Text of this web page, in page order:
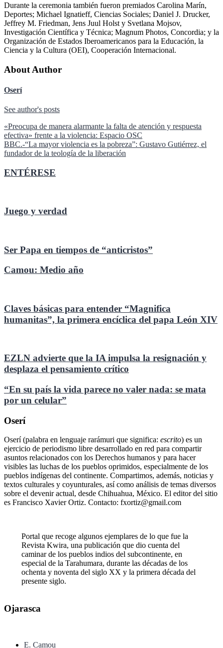
Durante la ceremonia también fueron premiados Carolina Marín,
Deportes; Michael Ignatieff, Ciencias Sociales; Daniel J. Drucker,
Jeffrey M. Friedman, Jens Juul Holst y Svetlana Mojsov,
Investigación Científica y Técnica; Magnum Photos, Concordia; y la
Organización de Estados Iberoamericanos para la Educación, la
Ciencia y la Cultura (OEI), Cooperación Internacional.
About Author
Oserí
See author's posts
Navegación
de
entradas
«Preocupa de manera alarmante la falta de atención y respuesta
efectiva» frente a la violencia: Espacio OSC
BBC.-“La mayor violencia es la pobreza”: Gustavo Gutiérrez, el
fundador de la teología de la liberación
ENTÉRESE
Juego y verdad
Ser Papa en tiempos de “anticristos”
Camou: Medio año
Claves básicas para entender “Magnifica
humanitas”, la primera encíclica del papa León XIV
EZLN advierte que la IA impulsa la resignación y
desplaza el pensamiento crítico
“En su país la vida parece no valer nada: se mata
por un celular”
Oserí
Oserí (palabra en lenguaje rarámuri que significa: escrito) es un
ejercicio de periodismo libre desarrollado en red para compartir
asuntos relacionados con los Derechos humanos y para hacer
visibles las luchas de los pueblos oprimidos, especialmente de los
pueblos indígenas del continente. Compartimos, además, noticias y
textos culturales y coyunturales, así como análisis de temas diversos
sobre el devenir actual, desde Chihuahua, México. El editor del sitio
es Francisco Xavier Ortiz. Contacto: fxortiz@gmail.com
Portal que recoge algunos ejemplares de lo que fue la
Revista Kwira, una publicación que dio cuenta del
caminar de los pueblos indios del subcontinente, en
especial de la Tarahumara, durante las décadas de los
ochenta y noventa del siglo XX y la primera década del
presente siglo.
Ojarasca
E. Camou